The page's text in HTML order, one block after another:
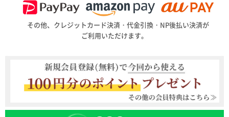
その他、クレジットカード決済・代金引換・NP後払い決済が
ご利用いただけます。